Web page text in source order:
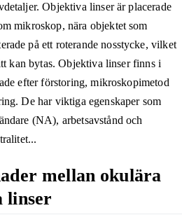
Objektiva linser är placerade
mikroskop, nära objektet som
på ett roterande nosstycke, vilket
kan bytas. Objektiva linser finns i
efter förstoring, mikroskopimetod
De har viktiga egenskaper som
(NA), arbetsavstånd och
mellan okulära
linser